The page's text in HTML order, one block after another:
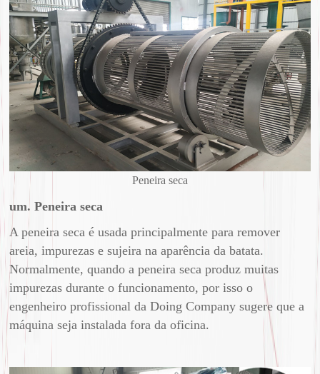
Peneira seca
um. Peneira seca
A peneira seca é usada principalmente para remover
areia, impurezas e sujeira na aparência da batata.
Normalmente, quando a peneira seca produz muitas
impurezas durante o funcionamento, por isso o
engenheiro profissional da Doing Company sugere que a
máquina seja instalada fora da oficina.